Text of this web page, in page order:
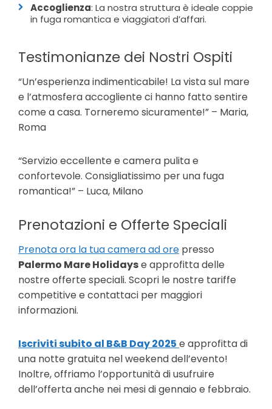
Accoglienza: La nostra struttura è ideale coppie
in fuga romantica e viaggiatori d’affari.
Testimonianze dei Nostri Ospiti
“Un’esperienza indimenticabile! La vista sul mare
e l’atmosfera accogliente ci hanno fatto sentire
come a casa. Torneremo sicuramente!” – Maria,
Roma
“Servizio eccellente e camera pulita e
confortevole. Consigliatissimo per una fuga
romantica!” – Luca, Milano
Prenotazioni e Offerte Speciali
Prenota ora la tua camera ad ore presso
Palermo Mare Holidayse approfitta delle
nostre offerte speciali. Scopri le nostre tariffe
competitive e contattaci per maggiori
informazioni.
Iscriviti subito al B&B Day 2025 e approfitta di
una notte gratuita nel weekend dell’evento!
Inoltre, offriamo l’opportunità di usufruire
dell’offerta anche nei mesi di gennaio e febbraio.